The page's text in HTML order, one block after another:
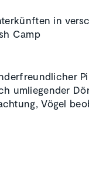
in
Camp
umliegender
Vögel